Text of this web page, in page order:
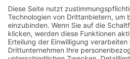
Für Beratende